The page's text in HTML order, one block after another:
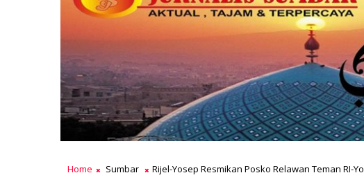
Home Sumbar Rijel-Yosep Resmikan Posko Relawan Teman RI-Yo